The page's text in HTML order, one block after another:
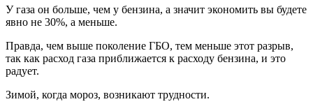
У газа он больше, чем у бензина, а значит экономить вы будете
явно не 30%, а меньше.
Правда, чем выше поколение ГБО, тем меньше этот разрыв,
так как расход газа приближается к расходу бензина, и это
радует.
Зимой, когда мороз, возникают трудности.